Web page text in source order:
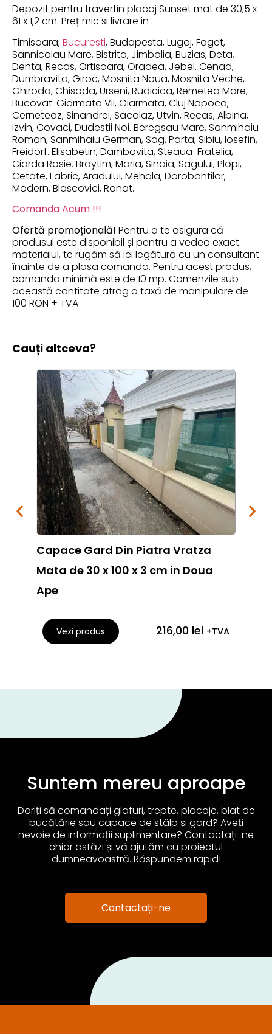
Cauți altceva?
Capace Gard Din Piatra Vratza
Mata de 30 x 100 x 3 cm in Doua
Ape
Vezi produs 216,00 lei +TVA
Depozit pentru travertin placaj Sunset mat de 30,5 x
61 x 1,2 cm. Preț mic si livrare in :
Timisoara,Bucuresti, Budapesta, Lugoj, Faget,
Sannicolau Mare, Bistrita, Jimbolia, Buzias, Deta,
Denta, Recas, Ortisoara, Oradea, Jebel. Cenad,
Dumbravita, Giroc, Mosnita Noua, Mosnita Veche,
Ghiroda, Chisoda, Urseni, Rudicica, Remetea Mare,
Bucovat. Giarmata Vii, Giarmata, Cluj Napoca,
Cerneteaz, Sinandrei, Sacalaz, Utvin, Recas, Albina,
Izvin, Covaci, Dudestii Noi. Beregsau Mare, Sanmihaiu
Roman, Sanmihaiu German, Sag, Parta, Sibiu, Iosefin,
Freidorf. Elisabetin, Dambovita, Steaua-Fratelia,
Ciarda Rosie. Braytim, Maria, Sinaia, Sagului, Plopi,
Cetate, Fabric, Aradului, Mehala, Dorobantilor,
Modern, Blascovici, Ronat.
Comanda Acum !!!
Ofertă promoțională! Pentru a te asigura că
produsul este disponibil și pentru a vedea exact
materialul, te rugăm să iei legătura cu un consultant
înainte de a plasa comanda. Pentru acest produs,
comanda minimă este de 10 mp. Comenzile sub
această cantitate atrag o taxă de manipulare de
100 RON + TVA
Suntem mereu aproape
Doriți să comandați glafuri, trepte, placaje, blat de
bucătărie sau capace de stâlp și gard? Aveți
nevoie de informații suplimentare? Contactați-ne
chiar astăzi și vă ajutăm cu proiectul
dumneavoastră. Răspundem rapid!
Contactați-ne